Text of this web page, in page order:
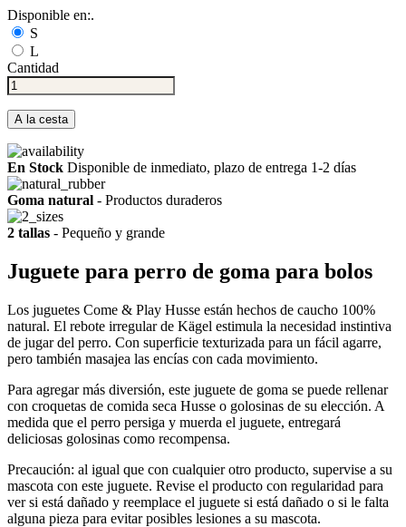
Disponible en:.
S
L
Cantidad
A la cesta
En Stock Disponible de inmediato, plazo de entrega 1-2 días
Goma natural - Productos duraderos
2 tallas - Pequeño y grande
Juguete para perro de goma para bolos
Los juguetes Come & Play Husse están hechos de caucho 100%
natural. El rebote irregular de Kägel estimula la necesidad instintiva
de jugar del perro. Con superficie texturizada para un fácil agarre,
pero también masajea las encías con cada movimiento.
Para agregar más diversión, este juguete de goma se puede rellenar
con croquetas de comida seca Husse o golosinas de su elección. A
medida que el perro persiga y muerda el juguete, entregará
deliciosas golosinas como recompensa.
Precaución: al igual que con cualquier otro producto, supervise a su
mascota con este juguete. Revise el producto con regularidad para
ver si está dañado y reemplace el juguete si está dañado o si le falta
alguna pieza para evitar posibles lesiones a su mascota.